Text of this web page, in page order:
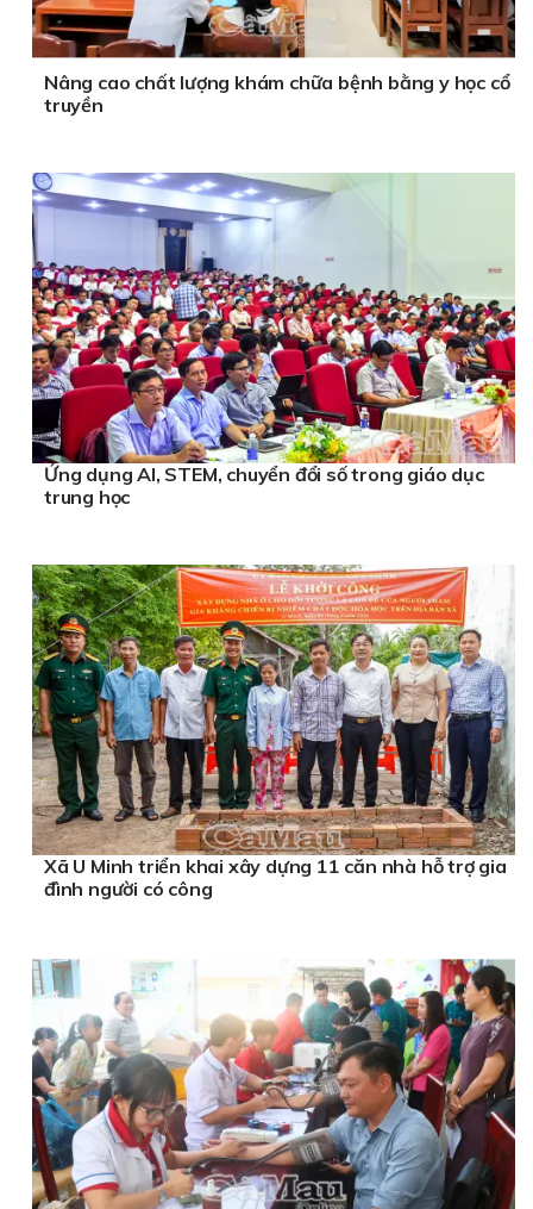
Nâng cao chất lượng khám chữa bệnh bằng y học cổ
truyền
Ứng dụng AI, STEM, chuyển đổi số trong giáo dục
trung học
Xã U Minh triển khai xây dựng 11 căn nhà hỗ trợ gia
đình người có công